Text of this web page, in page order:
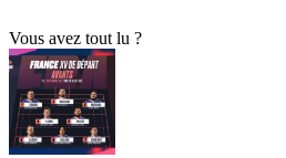
Vous avez tout lu ?